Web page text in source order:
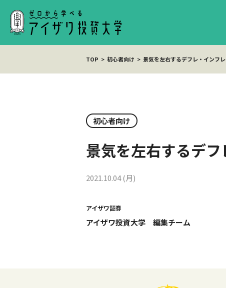
TOP 初心者向け 景気を左右するデフレ・インフレ
初心者向け
景気を左右するデ
2021.10.04 (月)
アイザワ証券
アイザワ投資大学 編集チーム